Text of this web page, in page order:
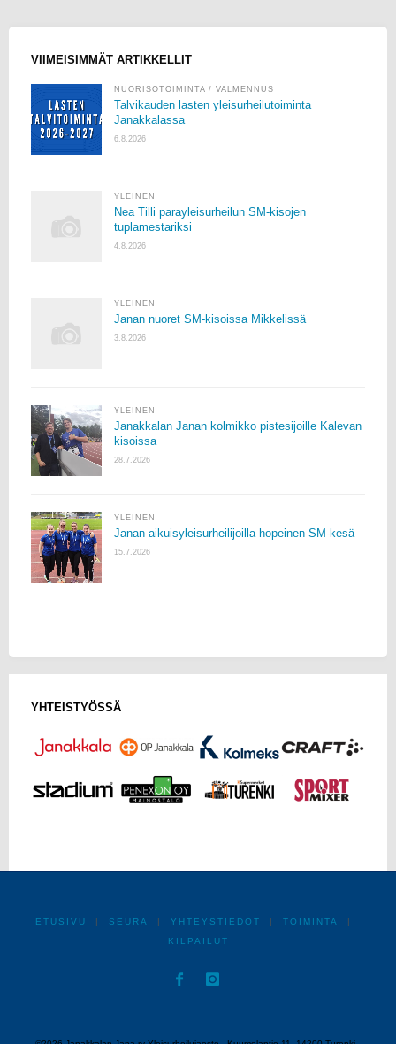
VIIMEISIMMÄT ARTIKKELLIT
NUORISOTOIMINTA /VALMENNUS
Talvikauden lasten yleisurheilutoiminta
Janakkalassa
6.8.2026
YLEINEN
Nea Tilli parayleisurheilun SM-kisojen
tuplamestariksi
4.8.2026
YLEINEN
Janan nuoret SM-kisoissa Mikkelissä
3.8.2026
YLEINEN
Janakkalan Janan kolmikko pistesijoille Kalevan
kisoissa
28.7.2026
YLEINEN
Janan aikuisyleisurheilijoilla hopeinen SM-kesä
15.7.2026
YHTEISTYÖSSÄ
ETUSIVU SEURA YHTEYSTIEDOT TOIMINTA
KILPAILUT